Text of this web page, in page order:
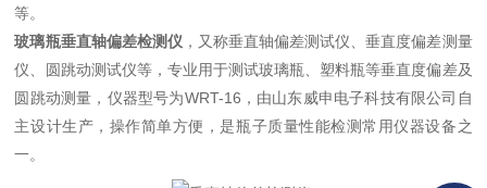
等。
玻璃瓶垂直轴偏差检测仪，又称垂直轴偏差测试仪、垂直度偏差测量
仪、圆跳动测试仪等，专业用于测试玻璃瓶、塑料瓶等垂直度偏差及
圆跳动测量，仪器型号为WRT-16，由山东威申电子科技有限公司自
主设计生产，操作简单方便，是瓶子质量性能检测常用仪器设备之
一。